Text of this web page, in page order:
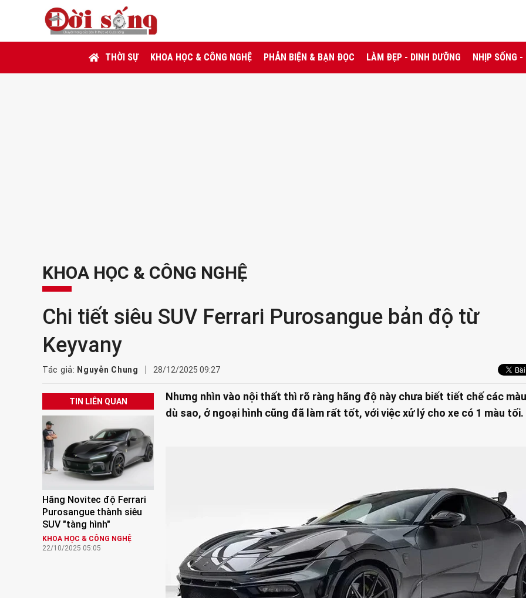
THỜI SỰ KHOA HỌC & CÔNG NGHỆ PHẢN BIỆN & BẠN ĐỌC LÀM ĐẸP - DINH DƯỠNG NHỊP SỐNG
KHOA HỌC & CÔNG NGHỆ
Chi tiết siêu SUV Ferrari Purosangue bản độ từ
Keyvany
Tác giả: Nguyễn Chung 28/12/2025 09:27
TIN LIÊN QUAN
Hãng Novitec độ Ferrari
Purosangue thành siêu
SUV "tàng hình"
KHOA HỌC & CÔNG NGHỆ
22/10/2025 05:05
Nhưng nhìn vào nội thất thì rõ ràng hãng độ này chưa biết tiết chế các
dù sao, ở ngoại hình cũng đã làm rất tốt, với việc xử lý cho xe có 1 màu tối.